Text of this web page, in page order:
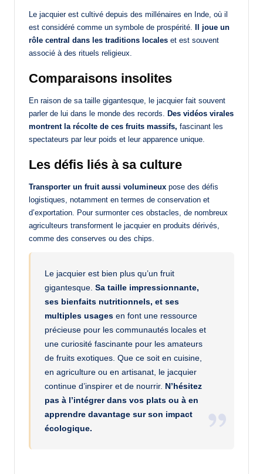
Le jacquier est cultivé depuis des millénaires en Inde, où il
est considéré comme un symbole de prospérité.
Il joue un
rôle central dans les traditions locales et est souvent
associé à des rituels religieux.
Comparaisons insolites
En raison de sa taille gigantesque, le jacquier fait souvent
parler de lui dans le monde des records. Des vidéos virales
montrent la récolte de ces fruits massifs, fascinant les
spectateurs par leur poids et leur apparence unique.
Les défis liés à sa culture
Transporter un fruit aussi volumineux pose des défis
logistiques, notamment en termes de conservation et
d’exportation. Pour surmonter ces obstacles, de nombreux
agriculteurs transforment le jacquier en produits dérivés,
comme des conserves ou des chips.
Le jacquier est bien plus qu’un fruit
gigantesque.Sa taille impressionnante,
ses bienfaits nutritionnels, et ses
multiples usages en font une ressource
précieuse pour les communautés locales et
une curiosité fascinante pour les amateurs
de fruits exotiques. Que ce soit en cuisine,
en agriculture ou en artisanat, le jacquier
continue d’inspirer et de nourrir. N’hésitez
pas à l’intégrer dans vos plats ou à en
apprendre davantage sur son impact
écologique.